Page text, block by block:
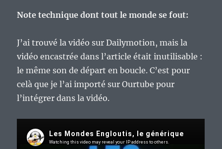
Note technique dont tout le monde se fout:
J’ai trouvé la vidéo sur Dailymotion, mais la
vidéo encastrée dans l’article était inutilisable :
le même son de départ en boucle. C’est pour
celà que je l’ai importé sur Ourtube pour
l’intégrer dans la vidéo.